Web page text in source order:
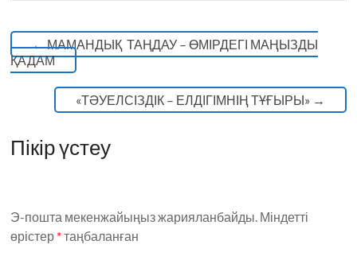
←МАМАНДЫҚ ТАҢДАУ – ӨМІРДЕГІ МАҢЫЗДЫ
ҚАДАМ
«ТӘУЕЛСІЗДІК – ЕЛДІГІМНІҢ ТҰҒЫРЫ» →
Пікір үстеу
Э-пошта мекенжайыңыз жарияланбайды. Міндетті
өрістер *таңбаланған